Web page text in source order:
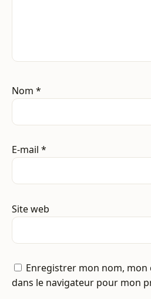
Nom *
E-mail *
Site web
Enregistrer mon nom, mon
dans le navigateur pour mon